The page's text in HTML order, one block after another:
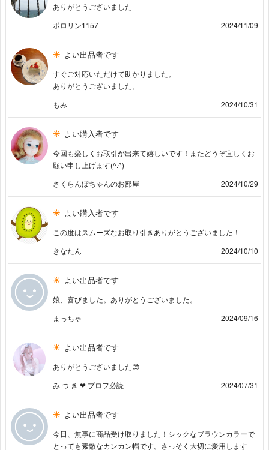
ありがとうございました
ポロリン1157
2024/11/09
よい出品者です
すぐご対応いただけて助かりました。
ありがとうございました。
もみ
2024/10/31
よい購入者です
今回も楽しくお取引が出来て嬉しいです！またどうぞ宜しくお
願い申し上げます(^.^)
さくらんぼちゃんのお部屋
2024/10/29
よい購入者です
この度はスムーズなお取り引きありがとうございました！
きなたん
2024/10/10
よい出品者です
娘、喜びました。ありがとうございました。
まっちゃ
2024/09/16
よい出品者です
ありがとうございました😊
み つ き ❤︎ プロフ必読
2024/07/31
よい出品者です
今日、無事に商品受け取りました！シックなブラウンカラーで
とっても素敵なカンカン帽です。さっそく大切に愛用します